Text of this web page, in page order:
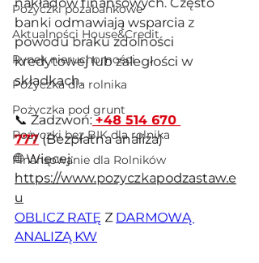
Pożyczki pozabankowe
Aktualności House&Credit
Rynek nieruchomości
Pożyczka dla rolnika
Pożyczka pod grunt
Pożyczki bez BIK dla rolnika
Finansowanie dla Rolników
banki odmawiają wsparcia z
powodu braku zdolności
kredytowej lub zaległości w
składkach.
📞 Zadzwoń: +48 514 670
777 (Bezpłatna analiza)
🌐 Więcej:
https://www.pozyczkapodzastaw.e
u
OBLICZ RATĘ Z DARMOWĄ
ANALIZĄ KW